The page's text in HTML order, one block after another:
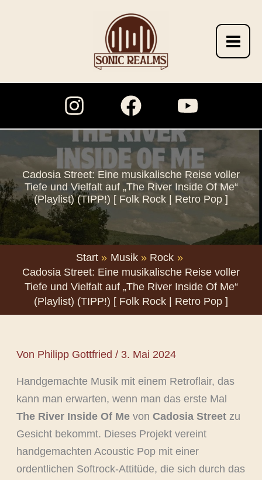
Cadosia Street: Eine musikalische Reise voller
Tiefe und Vielfalt auf „The River Inside Of Me“
(Playlist) (TIPP!) [ Folk Rock | Retro Pop ]
Start Musik
Rock
Cadosia Street: Eine musikalische Reise voller
Tiefe und Vielfalt auf „The River Inside Of Me“
(Playlist) (TIPP!) [ Folk Rock | Retro Pop ]
Von Philipp Gottfried / 3. Mai 2024
Handgemachte Musik mit einem Retroflair, das
kann man erwarten, wenn man das erste Mal
The River Inside Of Mevon Cadosia Streetzu
Gesicht bekommt. Dieses Projekt vereint
handgemachten Acoustic Pop mit einer
ordentlichen Softrock-Attitüde, die sich durch das